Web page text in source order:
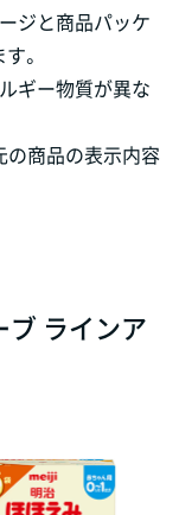
ジと商品パッケ
。
ギー物質が異な
の商品の表示内容
ラインア